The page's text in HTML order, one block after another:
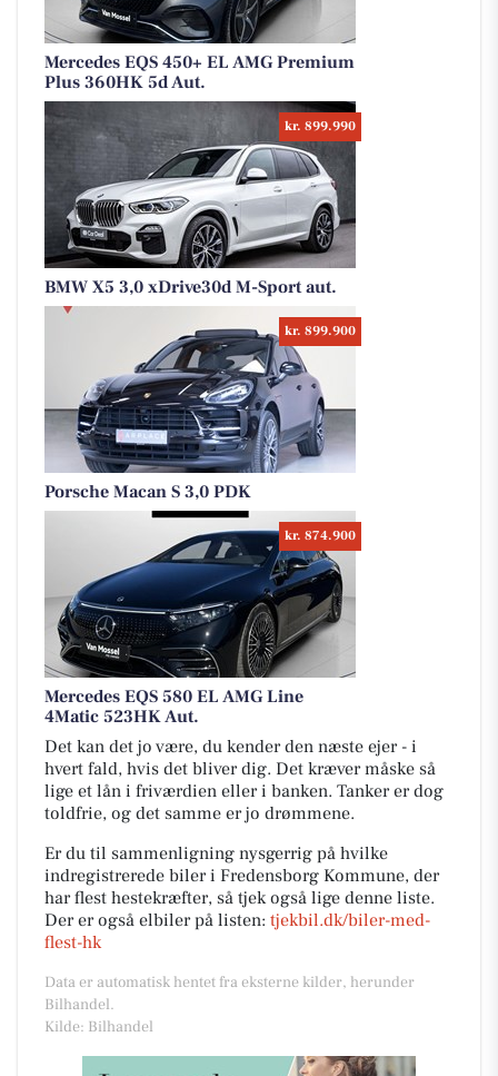
Mercedes EQS 450+ EL AMG Premium
Plus 360HK 5d Aut.
kr. 899.990
BMW X5 3,0 xDrive30d M-Sport aut.
kr. 899.900
Porsche Macan S 3,0 PDK
kr. 874.900
Mercedes EQS 580 EL AMG Line
4Matic 523HK Aut.
Det kan det jo være, du kender den næste ejer - i
hvert fald, hvis det bliver dig. Det kræver måske så
lige et lån i friværdien eller i banken. Tanker er dog
toldfrie, og det samme er jo drømmene.
Er du til sammenligning nysgerrig på hvilke
indregistrerede biler i Fredensborg Kommune, der
har flest hestekræfter, så tjek også lige denne liste.
Der er også elbiler på listen: tjekbil.dk/biler-med-
flest-hk
Data er automatisk hentet fra eksterne kilder, herunder
Bilhandel.
Kilde: Bilhandel